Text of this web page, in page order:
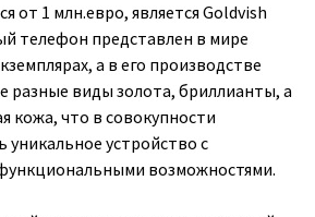
от 1 млн.евро, является Goldvish
телефон представлен в мире
а в его производстве
разные виды золота, бриллианты, а
кожа, что в совокупности
уникальное устройство с
возможностями.